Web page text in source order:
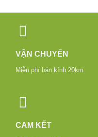
VẬN CHUYỂN
Miễn phí bán kính 20km
CAM KẾT